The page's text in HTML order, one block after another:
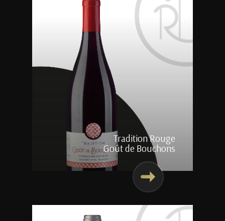
Tradition Rouge
Goût de Bouchons